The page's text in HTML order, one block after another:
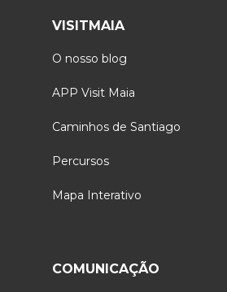
VISITMAIA
O nosso blog
APP Visit Maia
Caminhos de Santiago
Percursos
Mapa Interativo
COMUNICAÇÃO